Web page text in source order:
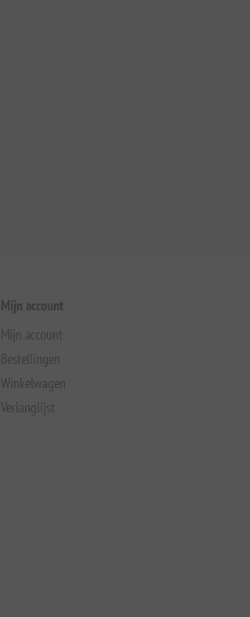
Mijn account
Mijn account
Bestellingen
Winkelwagen
Verlanglijst